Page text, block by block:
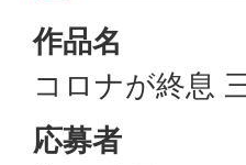
作品名
コロナが終息
応募者